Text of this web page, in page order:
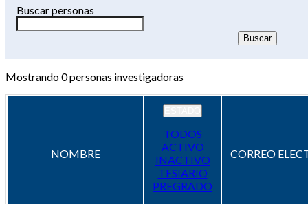
Buscar personas
Mostrando0personas investigadoras
NOMBRE
TODOS
ACTIVO
INACTIVO
TESIARIO
PREGRADO
CORREO